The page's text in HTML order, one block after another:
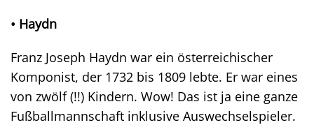
• Haydn
Franz Joseph Haydn war ein österreichischer
Komponist, der 1732 bis 1809 lebte. Er war eines
von zwölf (!!) Kindern. Wow! Das ist ja eine ganze
Fußballmannschaft inklusive Auswechselspieler.